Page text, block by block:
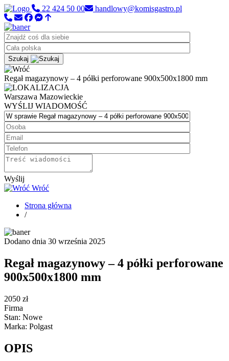
22 424 50 00 handlowy@komisgastro.pl
Szukaj
Regał magazynowy – 4 półki perforowane 900x500x1800 mm
Warszawa Mazowieckie
WYŚLIJ WIADOMOŚĆ
Wyślij
Wróć
Strona główna
/
Dodano dnia 30 września 2025
Regał magazynowy – 4 półki perforowane
900x500x1800 mm
2050 zł
Firma
Stan: Nowe
Marka: Polgast
OPIS